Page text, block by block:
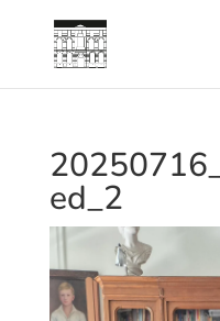
ed_2